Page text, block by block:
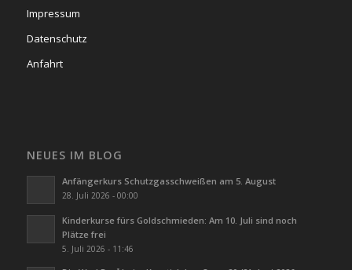
Impressum
Datenschutz
Anfahrt
NEUES IM BLOG
Anfängerkurs Schutzgasschweißen am 5. August
28. Juli 2026 - 00:00
Kinderkurse fürs Goldschmieden: Am 10. Juli sind noch
Plätze frei
5. Juli 2026 - 11:46